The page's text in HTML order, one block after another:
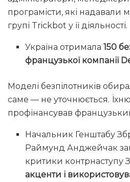
програмісти, які надавали
групі Trickbot у її діяльності.
Україна отримала150
французької компанії
Моделі безпілотників
саме — не уточнюється.
профінансував
Начальник Генштабу
Раймунд Анджейчак
критики контрнаступу
акценти і